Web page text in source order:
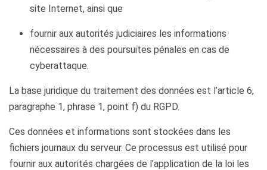
site Internet, ainsi que
fournir aux autorités judiciaires les informations
nécessaires à des poursuites pénales en cas de
cyberattaque.
La base juridique du traitement des données est l’article 6,
paragraphe 1, phrase 1, point f) du RGPD.
Ces données et informations sont stockées dans les
fichiers journaux du serveur. Ce processus est utilisé pour
fournir aux autorités chargées de l’application de la loi les